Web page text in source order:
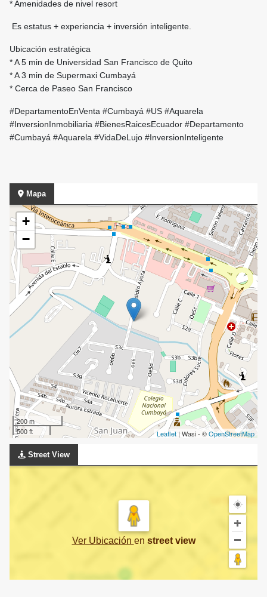
* Amenidades de nivel resort
Es estatus + experiencia + inversión inteligente.
Ubicación estratégica
* A 5 min de Universidad San Francisco de Quito
* A 3 min de Supermaxi Cumbayá
* Cerca de Paseo San Francisco
#DepartamentoEnVenta #Cumbayá #US #Aquarela
#InversionInmobiliaria #BienesRaicesEcuador #Departamento
#Cumbayá #Aquarela #VidaDeLujo #InversionInteligente
Mapa
+
−
200 m
500 ft
Leaflet | Wasi - ©OpenStreetMap
Street View
Ver Ubicación en street view